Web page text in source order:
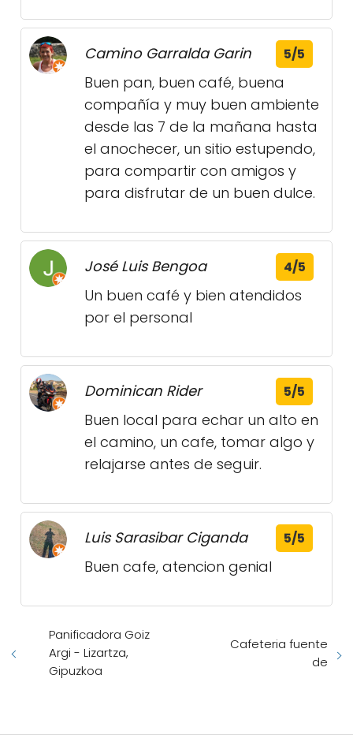
Camino Garralda Garin 5/5
Buen pan, buen café, buena
compañía y muy buen ambiente
desde las 7 de la mañana hasta
el anochecer, un sitio estupendo,
para compartir con amigos y
para disfrutar de un buen dulce.
José Luis Bengoa 4/5
Un buen café y bien atendidos
por el personal
Dominican Rider 5/5
Buen local para echar un alto en
el camino, un cafe, tomar algo y
relajarse antes de seguir.
Luis Sarasibar Ciganda 5/5
Buen cafe, atencion genial
Panificadora Goiz
Argi - Lizartza,
Gipuzkoa
Cafeteria fuente
de